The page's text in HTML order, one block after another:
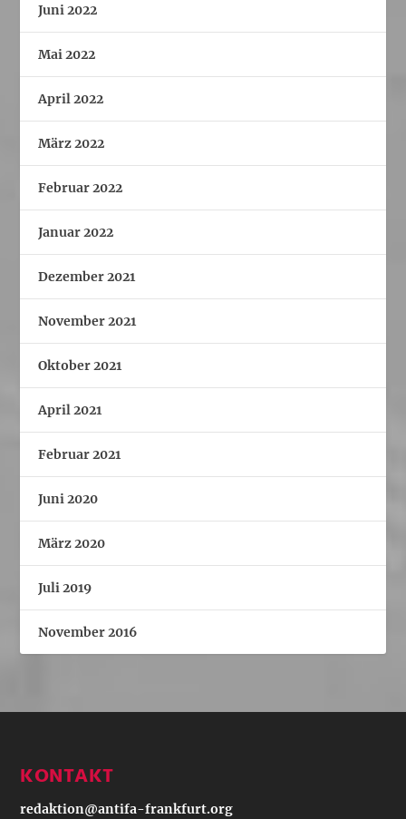
Juni 2022
Mai 2022
April 2022
März 2022
Februar 2022
Januar 2022
Dezember 2021
November 2021
Oktober 2021
April 2021
Februar 2021
Juni 2020
März 2020
Juli 2019
November 2016
KONTAKT
redaktion@antifa-frankfurt.org